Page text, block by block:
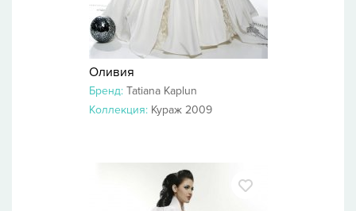
Оливия
Бренд: Tatiana Kaplun
Коллекция: Кураж 2009